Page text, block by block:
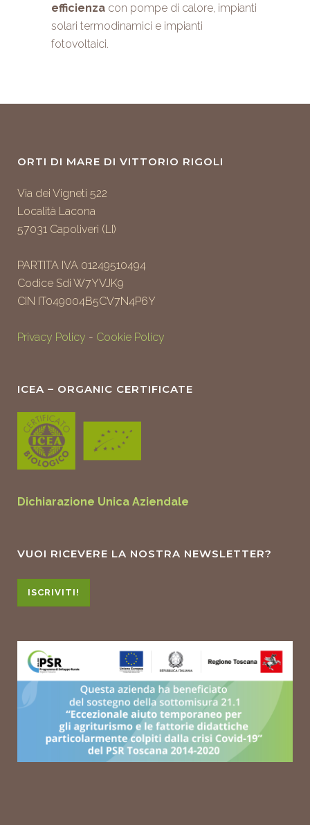
efficienza con pompe di calore, impianti
solari termodinamici e impianti
fotovoltaici.
ORTI DI MARE DI VITTORIO RIGOLI
Via dei Vigneti 522
Località Lacona
57031 Capoliveri (LI)
PARTITA IVA 01249510494
Codice Sdi W7YVJK9
CIN IT049004B5CV7N4P6Y
Privacy Policy - Cookie Policy
ICEA – ORGANIC CERTIFICATE
Dichiarazione Unica Aziendale
VUOI RICEVERE LA NOSTRA NEWSLETTER?
ISCRIVITI!